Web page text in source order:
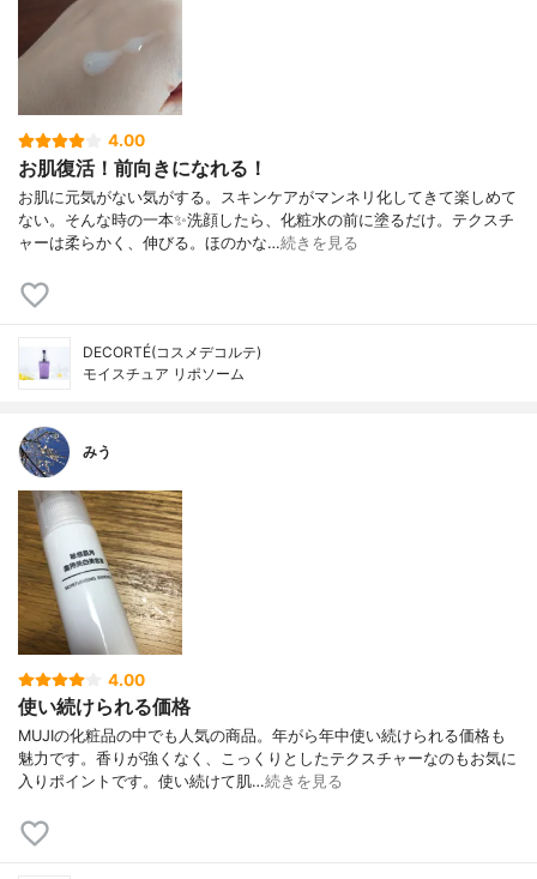
4.00
お肌復活！前向きになれる！
お肌に元気がない気がする。スキンケアがマンネリ化してきて楽しめて
ない。そんな時の一本✨洗顔したら、化粧水の前に塗るだけ。テクスチ
ャーは柔らかく、伸びる。ほのかな…続きを見る
DECORTÉ(コスメデコルテ)
モイスチュア リポソーム
みう
4.00
使い続けられる価格
MUJIの化粧品の中でも人気の商品。年がら年中使い続けられる価格も
魅力です。香りが強くなく、こっくりとしたテクスチャーなのもお気に
入りポイントです。使い続けて肌…続きを見る